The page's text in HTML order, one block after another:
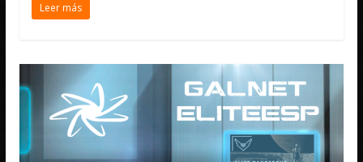
Leer más